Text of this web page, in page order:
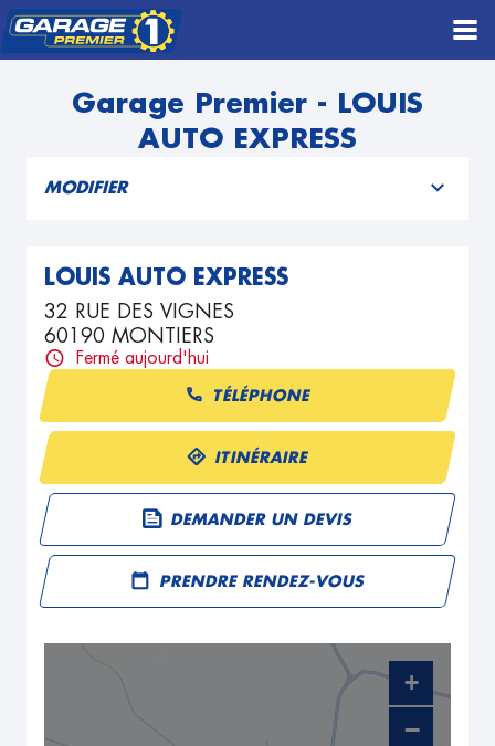
Garage Premier - LOUIS
AUTO EXPRESS
MODIFIER
LOUIS AUTO EXPRESS
32 RUE DES VIGNES
60190 MONTIERS
Fermé aujourd'hui
TÉLÉPHONE
ITINÉRAIRE
DEMANDER UN DEVIS
PRENDRE RENDEZ-VOUS
+
−